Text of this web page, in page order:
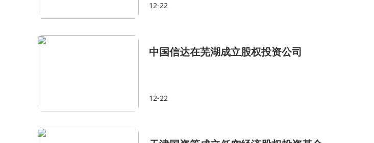
12-22
中国信达在芜湖成立股权投资公司
12-22